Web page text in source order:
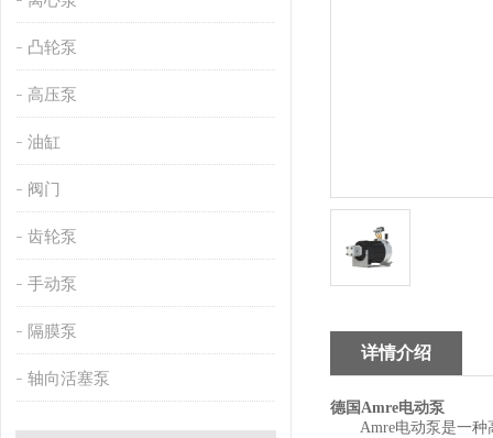
凸轮泵
高压泵
油缸
阀门
齿轮泵
手动泵
隔膜泵
轴向活塞泵
详情介绍
德国Amre电动泵
Amre电动泵是一种高